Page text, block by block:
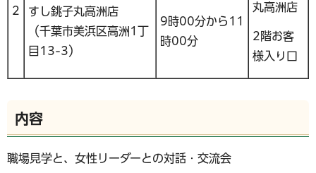
2
すし銚子丸高洲店
（千葉市美浜区高洲1丁
目13-3）
9時00分から11
時00分
丸高洲店
2階お客
様入り口
内容
職場見学と、女性リーダーとの対話・交流会